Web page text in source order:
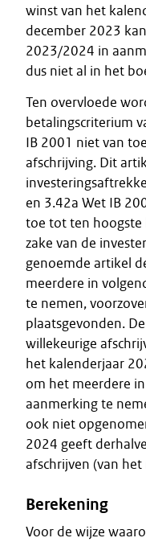
winst van het
december 2023
2023/2024 in
dus niet al in het
Ten overvloede
betalingscriterium
IB 2001 niet van
afschrijving. Dit
en 3.42a Wet IB
toe tot ten hoogste
zake van de
genoemde artikel
meerdere in
te nemen,
plaatsgevonden.
willekeurige
het kalenderjaar
om het meerdere
aanmerking te
ook niet
2024 geeft
afschrijven (van
Berekening
Voor de wijze